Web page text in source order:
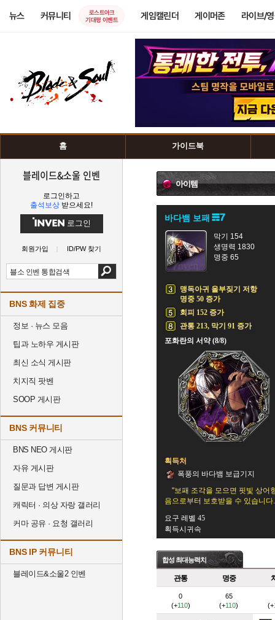
뉴스 커뮤니티
로스트아크
기대평 이벤트
게임캘린더 게이머존 라이브/
홈 가이드북
블레이드&소울 인벤
로그인하고
출석보상 받으세요!
로그인
회원가입 ID/PW 찾기
BNS 화제 집중
정보 · 뉴스 모음
팁과 노하우 게시판
최신 소식 게시판
치지직 팟벤
SOOP 게시판
BNS 커뮤니티
BNS NEO 게시판
자유 게시판
질문과 답변 게시판
캐릭터 · 의상 자랑 갤러리
커마 공유 · 요청 갤러리
BNS IP 커뮤니티
블레이드&소울2 인벤
아이템
바다뱀 보패
막기 154
생명력 1830
명중 65
맹독아귀 울부짖기 저항
명중 50 증가
회피 152 증가
관통 213, 막기 91 증가
포화란의 서약 (8/8)
획득처
폭풍의 바다뱀 보급기지
"보패 조각을 모으면 핏빛 상어
음으로부터 보호받을 수 있습니다
요구 레벨 45
획득시귀속
합성 최대능력치
관통 명중
0
(+110)
65
(+110) (+